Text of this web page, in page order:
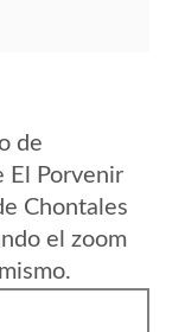
de
El Porvenir
Chontales
el zoom